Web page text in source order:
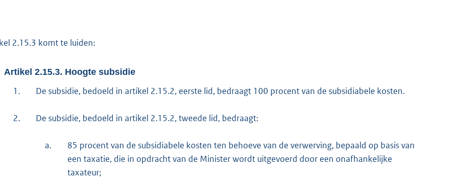
2.15.3 komt te luiden:
Artikel 2.15.3. Hoogte subsidie
1. De subsidie, bedoeld in artikel 2.15.2, eerste lid, bedraagt 100 procent van de subsidiabele kosten.
2. De subsidie, bedoeld in artikel 2.15.2, tweede lid, bedraagt:
a.
85 procent van de subsidiabele kosten ten behoeve van de verwerving, bepaald op basis van
een taxatie, die in opdracht van de Minister wordt uitgevoerd door een onafhankelijke
taxateur;